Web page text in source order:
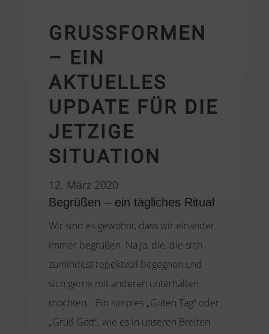
GRUSSFORMEN –
EIN A
KTUELLES U
PDATE FÜR DIE J
ETZIGE S
ITUATION
12. März 2020
Begrüßen – ein tägliches Ritual
Wir sind es gewohnt, dass wir einander
immer begrüßen. Na ja, die, die sich
zumindest repektvoll begegnen und
sich gerne mit anderen unterhalten
möchten… Ein simples „Guten Tag“ oder
„Grüß Gott“, wie es in unseren Breiten